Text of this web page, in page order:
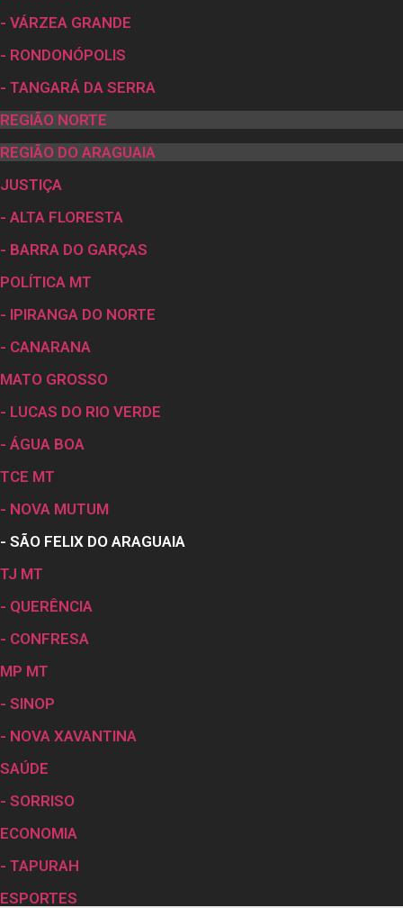
- VÁRZEA GRANDE
- RONDONÓPOLIS
- TANGARÁ DA SERRA
REGIÃO NORTE
REGIÃO DO ARAGUAIA
JUSTIÇA
- ALTA FLORESTA
- BARRA DO GARÇAS
POLÍTICA MT
- IPIRANGA DO NORTE
- CANARANA
MATO GROSSO
- LUCAS DO RIO VERDE
- ÁGUA BOA
TCE MT
- NOVA MUTUM
- SÃO FELIX DO ARAGUAIA
TJ MT
- QUERÊNCIA
- CONFRESA
MP MT
- SINOP
- NOVA XAVANTINA
SAÚDE
- SORRISO
ECONOMIA
- TAPURAH
ESPORTES